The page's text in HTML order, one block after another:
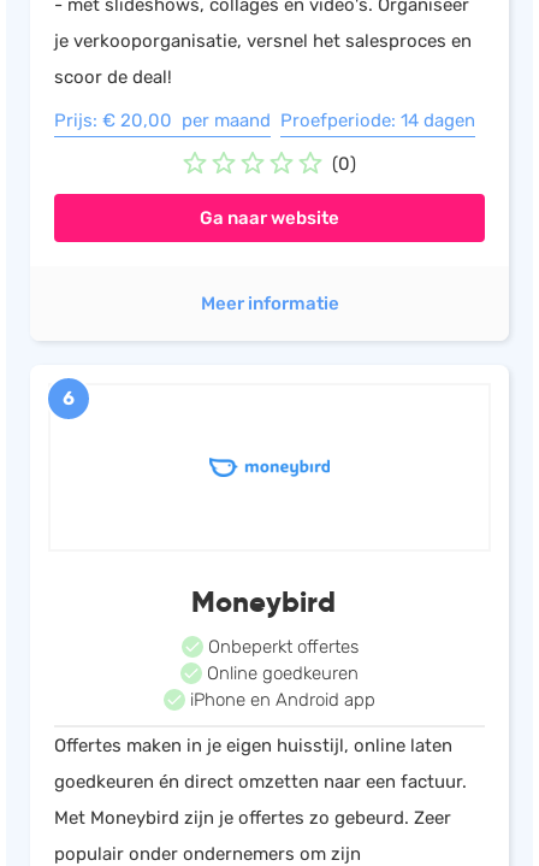
- met slideshows, collages en video's. Organiseer
je verkooporganisatie, versnel het salesproces en
scoor de deal!
Prijs: € 20,00 per maand Proefperiode: 14 dagen
(0)
Ga naar website
Meer informatie
6
Moneybird
Onbeperkt offertes
Online goedkeuren
iPhone en Android app
Offertes maken in je eigen huisstijl, online laten
goedkeuren én direct omzetten naar een factuur.
Met Moneybird zijn je offertes zo gebeurd. Zeer
populair onder ondernemers om zijn